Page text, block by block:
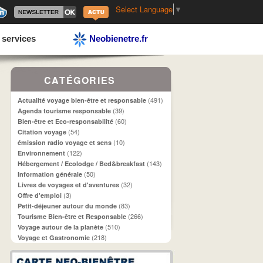
Select Language ▼
services Neobienetre.fr
CATÉGORIES
Actualité voyage bien-être et responsable(491)
Agenda tourisme responsable(39)
Bien-être et Eco-responsabilité(60)
Citation voyage(54)
émission radio voyage et sens(10)
Environnement(122)
Hébergement / Ecolodge / Bed&breakfast(143)
Information générale(50)
Livres de voyages et d'aventures(32)
Offre d'emploi(3)
Petit-déjeuner autour du monde(83)
Tourisme Bien-être et Responsable(266)
Voyage autour de la planète(510)
Voyage et Gastronomie(218)